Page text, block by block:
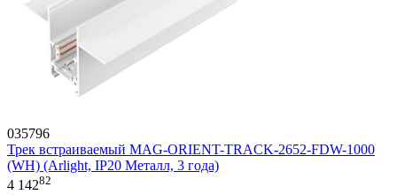
035796
Трек встраиваемый MAG-ORIENT-TRACK-2652-FDW-1000
(WH) (Arlight, IP20 Металл, 3 года)
4 14282